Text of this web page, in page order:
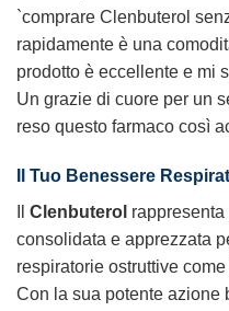
`comprare Clenbuterol
rapidamente è una
prodotto è eccellente e mi
Un grazie di cuore per un
reso questo farmaco così
Il Tuo Benessere
Clenbuterol
consolidata e apprezzata
respiratorie ostruttive
Con la sua potente azione